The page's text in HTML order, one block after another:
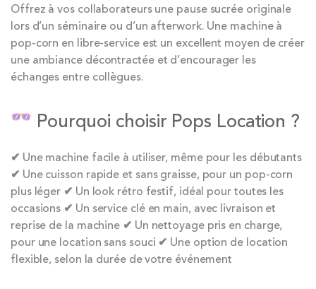
Offrez à vos collaborateurs une pause sucrée originale
lors d’un séminaire ou d’un afterwork. Une machine à
pop-corn en libre-service est un excellent moyen de créer
une ambiance décontractée et d’encourager les
échanges entre collègues.
Pourquoi choisir Pops Location ?
✔ Une machine facile à utiliser, même pour les débutants
✔ Une cuisson rapide et sans graisse, pour un pop-corn
plus léger ✔ Un look rétro festif, idéal pour toutes les
occasions ✔ Un service clé en main, avec livraison et
reprise de la machine ✔ Un nettoyage pris en charge,
pour une location sans souci ✔ Une option de location
flexible, selon la durée de votre événement